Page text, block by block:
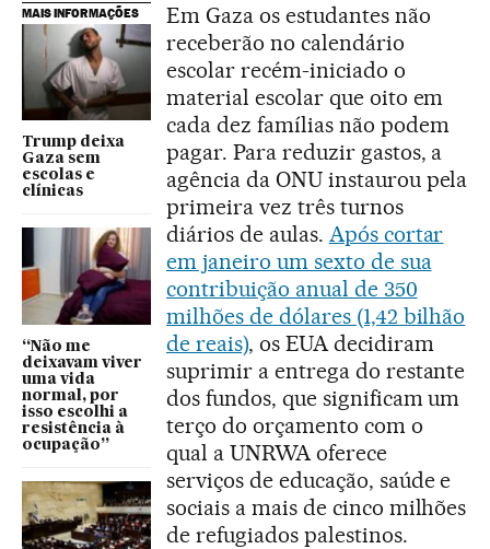
MAIS INFORMAÇÕES
Trump deixa
Gaza sem
escolas e
clínicas
“Não me
deixavam viver
uma vida
normal, por
isso escolhi a
resistência à
ocupação”
Em Gaza os estudantes não
receberão no calendário
escolar recém-iniciado o
material escolar que oito em
cada dez famílias não podem
pagar. Para reduzir gastos, a
agência da ONU instaurou pela
primeira vez três turnos
diários de aulas. Após cortar
em janeiro um sexto de sua
contribuição anual de 350
milhões de dólares (1,42 bilhão
de reais), os EUA decidiram
suprimir a entrega do restante
dos fundos, que significam um
terço do orçamento com o
qual a UNRWA oferece
serviços de educação, saúde e
sociais a mais de cinco milhões
de refugiados palestinos.